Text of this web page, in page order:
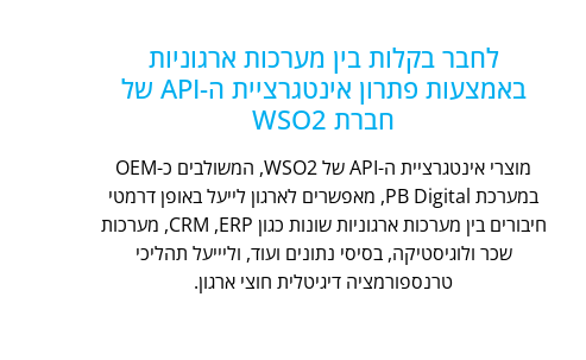
לחבר בקלות בין מערכות ארגוניות
באמצעות פתרון אינטגרציית ה-API של
חברת WSO2
מוצרי אינטגרציית ה-API של WSO2, המשולבים כ-OEM
במערכת PB Digital, מאפשרים לארגון לייעל באופן דרמטי
חיבורים בין מערכות ארגוניות שונות כגון CRM ,ERP, מערכות
שכר ולוגיסטיקה, בסיסי נתונים ועוד, וליייעל תהליכי
טרנספורמציה דיגיטלית חוצי ארגון.